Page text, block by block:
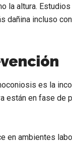
la altura. Estudios
dañina incluso
es la
están en fase de
en ambientes